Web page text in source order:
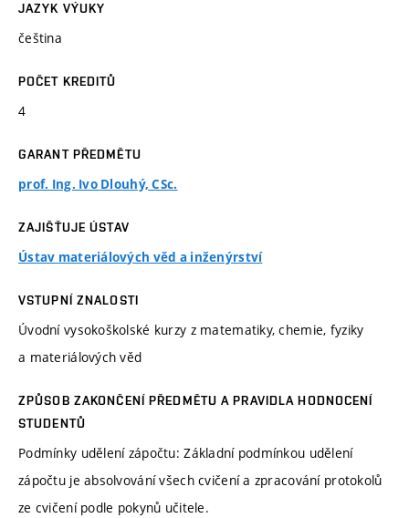
JAZYK VÝUKY
čeština
POČET KREDITŮ
4
GARANT PŘEDMĚTU
prof. Ing. Ivo Dlouhý, CSc.
ZAJIŠŤUJE ÚSTAV
Ústav materiálových věd a inženýrství
VSTUPNÍ ZNALOSTI
Úvodní vysokoškolské kurzy z matematiky, chemie, fyziky
a materiálových věd
ZPŮSOB ZAKONČENÍ PŘEDMĚTU A PRAVIDLA HODNOCENÍ
STUDENTŮ
Podmínky udělení zápočtu: Základní podmínkou udělení
zápočtu je absolvování všech cvičení a zpracování protokolů
ze cvičení podle pokynů učitele.